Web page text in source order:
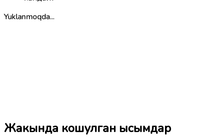
Yuklanmoqda...
Жакында кошулган ысымдар